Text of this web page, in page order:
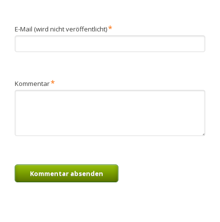
Pflichtfeld
E-Mail (wird nicht veröffentlicht)*
Pflichtfeld
Kommentar*
Kommentar absenden